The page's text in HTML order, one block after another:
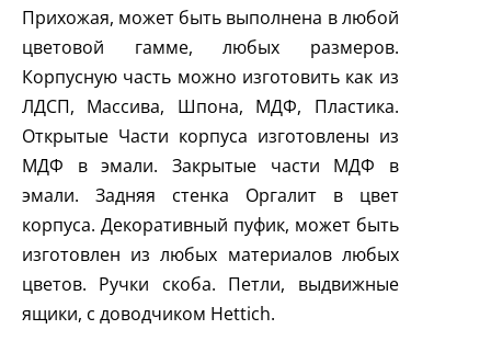
Прихожая, может быть выполнена в любой
цветовой гамме, любых размеров.
Корпусную часть можно изготовить как из
ЛДСП, Массива, Шпона, МДФ, Пластика.
Открытые Части корпуса изготовлены из
МДФ в эмали. Закрытые части МДФ в
эмали. Задняя стенка Оргалит в цвет
корпуса. Декоративный пуфик, может быть
изготовлен из любых материалов любых
цветов. Ручки скоба. Петли, выдвижные
ящики, с доводчиком Hettich.